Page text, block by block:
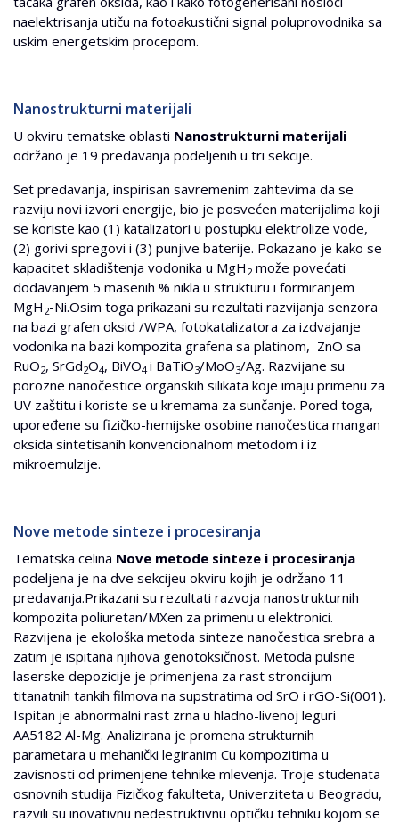
naelektrisanja utiču na fotoakustični signal poluprovodnika sa
uskim energetskim procepom.
Nanostrukturni materijali
U okviru tematske oblasti Nanostrukturni materijali
održano je 19 predavanja podeljenih u tri sekcije.
Set predavanja, inspirisan savremenim zahtevima da se
razviju novi izvori energije, bio je posvećen materijalima koji
se koriste kao (1) katalizatori u postupku elektrolize vode,
(2) gorivi spregovi i (3) punjive baterije. Pokazano je kako se
kapacitet skladištenja vodonika u MgH 2 može povećati
dodavanjem 5 masenih % nikla u strukturu i formiranjem
MgH 2-Ni.Osim toga prikazani su rezultati razvijanja senzora
na bazi grafen oksid /WPA, fotokatalizatora za izdvajanje
vodonika na bazi kompozita grafena sa platinom, ZnO sa
RuO2, SrGd2O4, BiVO4i BaTiO3/MoO3/Ag. Razvijane su
porozne nanočestice organskih silikata koje imaju primenu za
UV zaštitu i koriste se u kremama za sunčanje. Pored toga,
upoređene su fizičko-hemijske osobine nanočestica mangan
oksida sintetisanih konvencionalnom metodom i iz
mikroemulzije.
Nove metode sinteze i procesiranja
Tematska celina Nove metode sinteze i procesiranja
podeljena je na dve sekcijeu okviru kojih je održano 11
predavanja.Prikazani su rezultati razvoja nanostrukturnih
kompozita poliuretan/MXen za primenu u elektronici.
Razvijena je ekološka metoda sinteze nanočestica srebra a
zatim je ispitana njihova genotoksičnost. Metoda pulsne
laserske depozicije je primenjena za rast stroncijum
titanatnih tankih filmova na supstratima od SrO i rGO-Si(001).
Ispitan je abnormalni rast zrna u hladno-livenoj leguri
AA5182 Al-Mg. Analizirana je promena strukturnih
parametara u mehanički legiranim Cu kompozitima u
zavisnosti od primenjene tehnike mlevenja. Troje studenata
osnovnih studija Fizičkog fakulteta, Univerziteta u Beogradu,
razvili su inovativnu nedestruktivnu optičku tehniku kojom se